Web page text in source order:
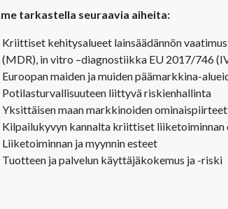
tarkastella seuraavia aiheita:
Kriittiset kehitysalueet lainsäädännön
(MDR), in vitro –diagnostiikka EU 2017/746
Euroopan maiden ja muiden päämarkkina-
Potilasturvallisuuteen liittyvä riskienhallinta
Yksittäisen maan markkinoiden ominaispiirteet
Kilpailukyvyn kannalta kriittiset liiketoiminnan
Liiketoiminnan ja myynnin esteet
Tuotteen ja palvelun käyttäjäkokemus ja -riski